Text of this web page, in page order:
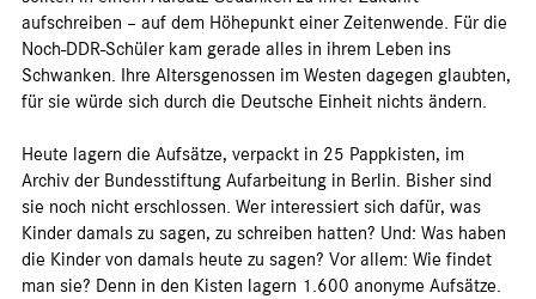
aufschreiben – auf dem Höhepunkt einer Zeitenwende. Für die
Noch-DDR-Schüler kam gerade alles in ihrem Leben ins
Schwanken. Ihre Altersgenossen im Westen dagegen glaubten,
für sie würde sich durch die Deutsche Einheit nichts ändern.
Heute lagern die Aufsätze, verpackt in 25 Pappkisten, im
Archiv der Bundesstiftung Aufarbeitung in Berlin. Bisher sind
sie noch nicht erschlossen. Wer interessiert sich dafür, was
Kinder damals zu sagen, zu schreiben hatten? Und: Was haben
die Kinder von damals heute zu sagen? Vor allem: Wie findet
man sie? Denn in den Kisten lagern 1.600 anonyme Aufsätze.